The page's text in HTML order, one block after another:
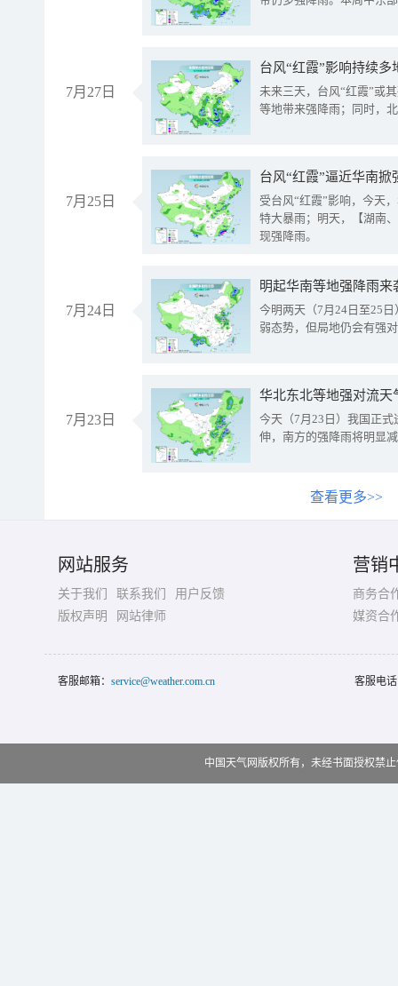
7月27日
台风“红霞”影响持续
未来三天，台风“红霞”或
等地带来强降雨；同时，
7月25日
台风“红霞”逼近华南
受台风“红霞”影响，今天
特大暴雨；明天，【湖南
现强降雨。
7月24日
明起华南等地强降雨
今明两天（7月24日至25
弱态势，但局地仍会有强
7月23日
华北东北等地强对流天
今天（7月23日）我国正
伸，南方的强降雨将明显
查看更多>>
网站服务
关于我们 联系我们
用户反馈
版权声明
网站律师
营销
商务合
媒资合
客服邮箱： service@weather.com.cn 客服电
中国天气网版权所有，未经书面授权